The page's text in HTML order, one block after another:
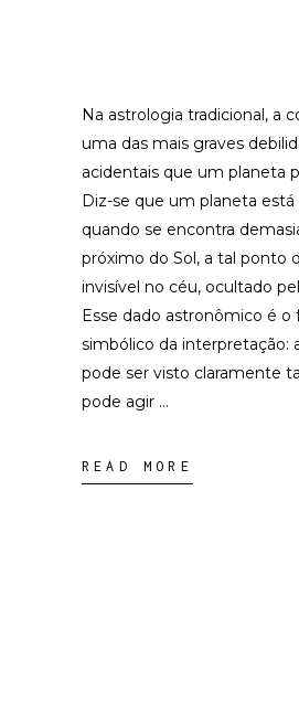
Na astrologia tradicional, a
uma das mais graves
acidentais que um planeta
Diz-se que um planeta
quando se encontra
próximo do Sol, a tal ponto
invisível no céu, ocultado
Esse dado astronômico é
simbólico da interpretação:
pode ser visto claramente
pode agir
READ MORE